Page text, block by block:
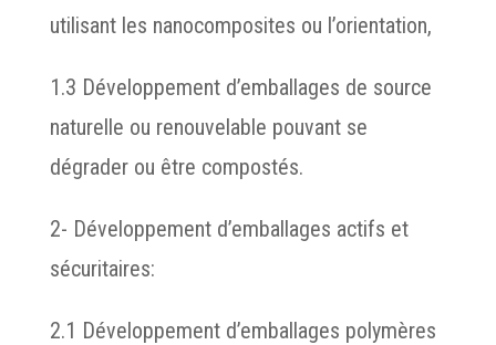
utilisant les nanocomposites ou l’orientation,
1.3 Développement d’emballages de source
naturelle ou renouvelable pouvant se
dégrader ou être compostés.
2- Développement d’emballages actifs et
sécuritaires:
2.1 Développement d’emballages polymères